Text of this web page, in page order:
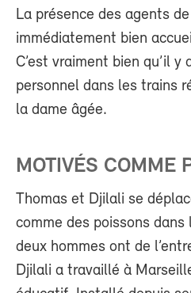
La présence des agents
immédiatement bien
C’est vraiment bien qu’il y
personnel dans les trains
la dame âgée.
MOTIVÉS COMME
Thomas et Djilali se
comme des poissons dans
deux hommes ont de
Djilali a travaillé à